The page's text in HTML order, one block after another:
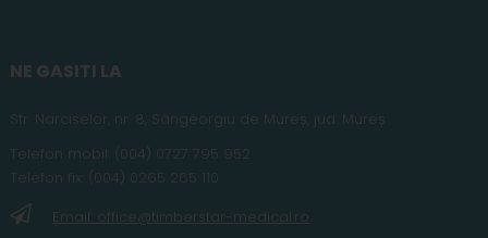
NE GASITI LA
Str. Narciselor, nr. 8, Sângeorgiu de Mureș jud . Mureș
Telefon mobil (004) 0727 795 952
Telefon fix: (004) 0265 265 110
Email: office@timberstar-medical.ro